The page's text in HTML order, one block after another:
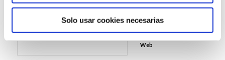
Solo usar cookies necesarias
electrónico
Web